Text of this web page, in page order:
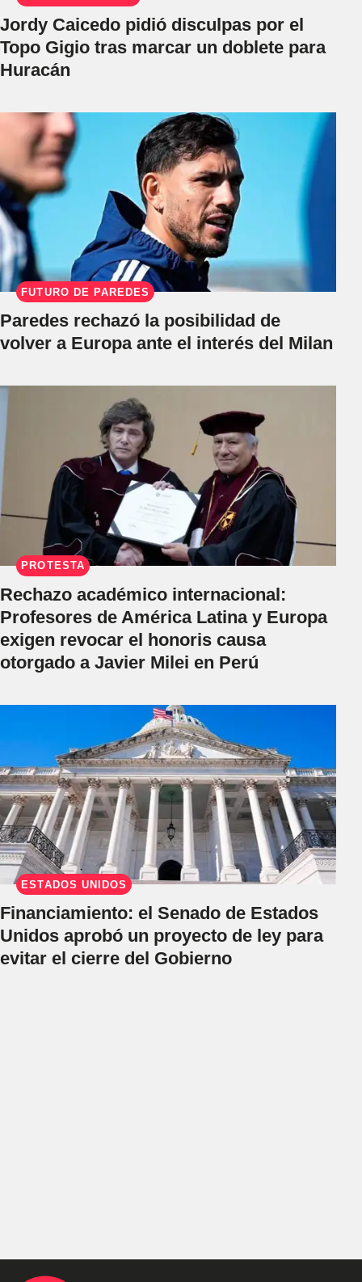
Jordy Caicedo pidió disculpas por el
Topo Gigio tras marcar un doblete para
Huracán
FUTURO DE PAREDES
Paredes rechazó la posibilidad de
volver a Europa ante el interés del Milan
PROTESTA
Rechazo académico internacional:
Profesores de América Latina y Europa
exigen revocar el honoris causa
otorgado a Javier Milei en Perú
ESTADOS UNIDOS
Financiamiento: el Senado de Estados
Unidos aprobó un proyecto de ley para
evitar el cierre del Gobierno